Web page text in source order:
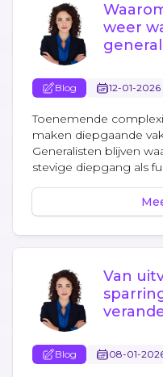
weer
Blog 12-01-2026
Toenemende
maken diepgaande
Generalisten blijven
stevige diepgang als
Van
Blog 08-01-